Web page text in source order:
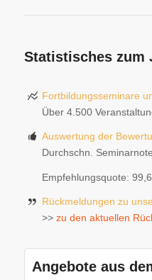
Statistisches zum
Fortbildungsseminare
Über 4.500
Auswertung der
Durchschn.
Empfehlungsquote:
Rückmeldungen zu
>>zu den aktuellen
Angebote aus